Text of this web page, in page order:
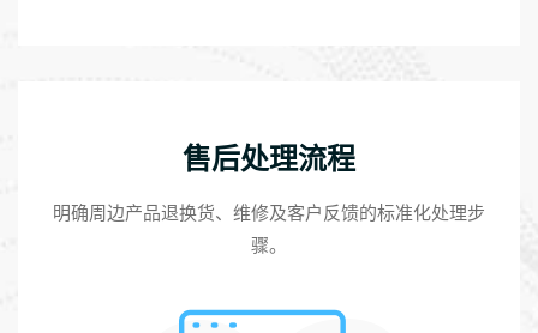
售后处理流程
明确周边产品退换货、维修及客户反馈的标准化处理步
骤。